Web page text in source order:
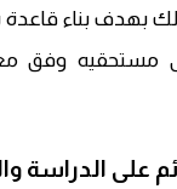
وذلك بهدف بناء
مستحقيه وفق
الدراسة